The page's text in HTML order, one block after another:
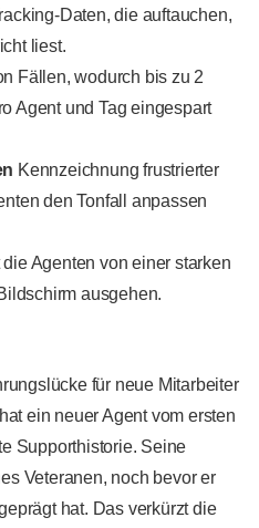
Daten, die auftauchen,
liest.
Fällen, wodurch bis zu 2
Agent und Tag eingespart
Kennzeichnung frustrierter
den Tonfall anpassen
Agenten von einer starken
ausgehen.
für neue Mitarbeiter
ein neuer Agent vom ersten
Supporthistorie. Seine
Veteranen, noch bevor er
hat. Das verkürzt die